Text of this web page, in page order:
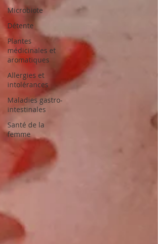
Microbiote
Détente
Plantes
médicinales et
aromatiques
Allergies et
intolérances
Maladies gastro-
intestinales
Santé de la
femme